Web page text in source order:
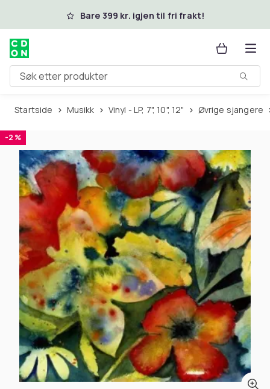
Hopp til hovedinnholdBare 399 kr. igjen til fri frakt!
Søk etter produkter
Startside Musikk Vinyl - LP, 7", 10", 12" Øvrige sjangere
-2 %